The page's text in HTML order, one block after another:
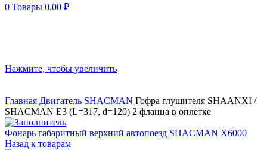
0 Товары 0,00 ₽
Нажмите, чтобы увеличить
Главная Двигатель SHACMAN Гофра глушителя SHAANXI /
SHACMAN E3 (L=317, d=120) 2 фланца в оплетке
Фонарь габаритный верхний автопоезд SHACMAN X6000
Назад к товарам